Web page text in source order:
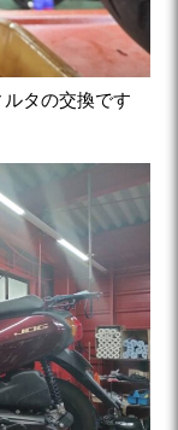
タの交換です